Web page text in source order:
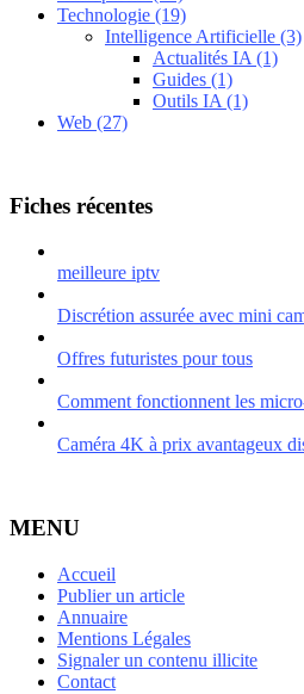
Technologie (19)
Intelligence Artificielle (3)
Actualités IA (1)
Guides (1)
Outils IA (1)
Web (27)
Fiches récentes
meilleure iptv
Discrétion assurée avec mini
Offres futuristes pour tous
Comment fonctionnent les
Caméra 4K à prix avantageux
MENU
Accueil
Publier un article
Annuaire
Mentions Légales
Signaler un contenu illicite
Contact